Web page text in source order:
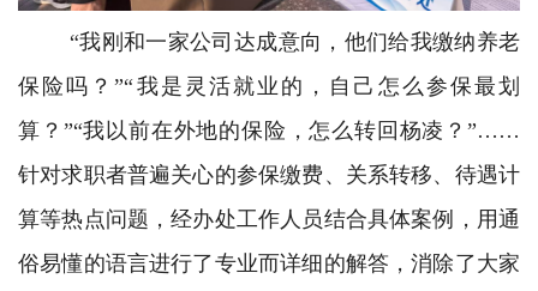
“我刚和一家公司达成意向，他们给我缴纳养老
保险吗？”“我是灵活就业的，自己怎么参保最划
算？”“我以前在外地的保险，怎么转回杨凌？”……
针对求职者普遍关心的参保缴费、关系转移、待遇计
算等热点问题，经办处工作人员结合具体案例，用通
俗易懂的语言进行了专业而详细的解答，消除了大家